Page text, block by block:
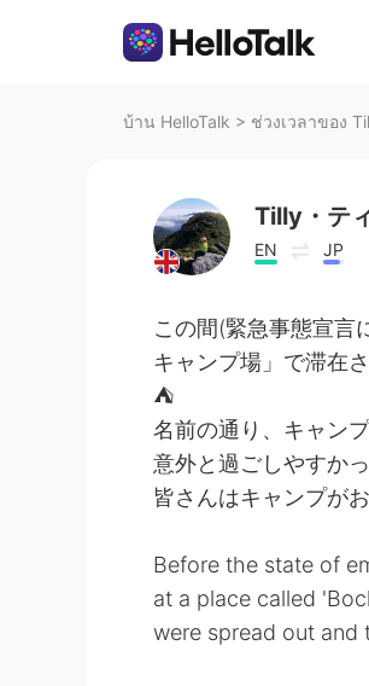
บ้าน HelloTalk > ช่วงเวลาของ
Tilly・テ
EN JP
この間(緊急事態宣言
キャンプ場」で滞在
⛺
名前の通り、キャン
意外と過ごしやすか
皆さんはキャンプが
Before the state of
at a place called
were spread out